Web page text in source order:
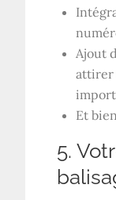
Ajout
attirer
Et
5.